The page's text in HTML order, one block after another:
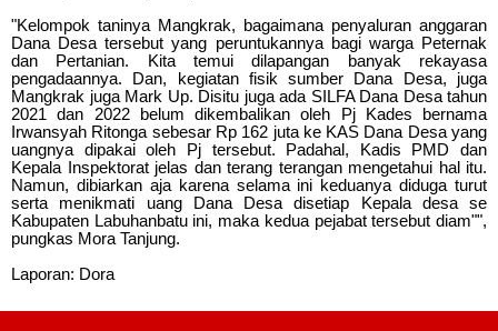
"Kelompok taninya Mangkrak, bagaimana penyaluran anggaran
Dana Desa tersebut yang peruntukannya bagi warga Peternak
dan Pertanian. Kita temui dilapangan banyak rekayasa
pengadaannya. Dan, kegiatan fisik sumber Dana Desa, juga
Mangkrak juga Mark Up. Disitu juga ada SILFA Dana Desa tahun
2021 dan 2022 belum dikembalikan oleh Pj Kades bernama
Irwansyah Ritonga sebesar Rp 162 juta ke KAS Dana Desa yang
uangnya dipakai oleh Pj tersebut. Padahal, Kadis PMD dan
Kepala Inspektorat jelas dan terang terangan mengetahui hal itu.
Namun, dibiarkan aja karena selama ini keduanya diduga turut
serta menikmati uang Dana Desa disetiap Kepala desa se
Kabupaten Labuhanbatu ini, maka kedua pejabat tersebut diam"",
pungkas Mora Tanjung.
Laporan: Dora